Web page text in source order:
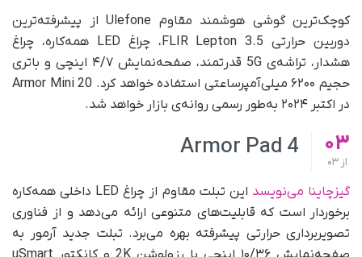
کوچک‌ترین گوشی هوشمند مقاوم Ulefone از پیشرفته‌ترین
دوربین حرارتی FLIR Lepton 3.5، چراغ LED همه‌کاره، چراغ
هشدار، تراشه‌ی 5G قدرتمند، صفحه‌نمایش ۴/۷ اینچی و باتری
حجیم ۶۲۰۰ میلی‌آمپر‌ساعتی استفاده خواهد کرد. Armor Mini 20
در اکتبر ۲۰۲۴ به‌طور رسمی روانه‌ی بازار خواهد شد.
03
از 03
Armor Pad 4
گیزچاینا می‌نویسد
این تبلت مقاوم از چراغ LED داخلی همه‌کاره
برخوردار است که قابلیت‌های متنوعی ارائه می‌دهد و از فناوری
تصویربرداری حرارتی پیشرفته بهره می‌برد. تبلت جدید آرمور به